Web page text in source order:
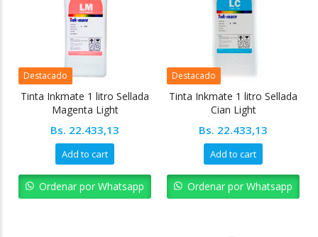
Destacado
Tinta Inkmate 1 litro Sellada
Magenta Light
Bs. 22.433,13
Add to cart
Ordenar por Whatsapp
Destacado
Tinta Inkmate 1 litro Sellada
Cian Light
Bs. 22.433,13
Add to cart
Ordenar por Whatsapp